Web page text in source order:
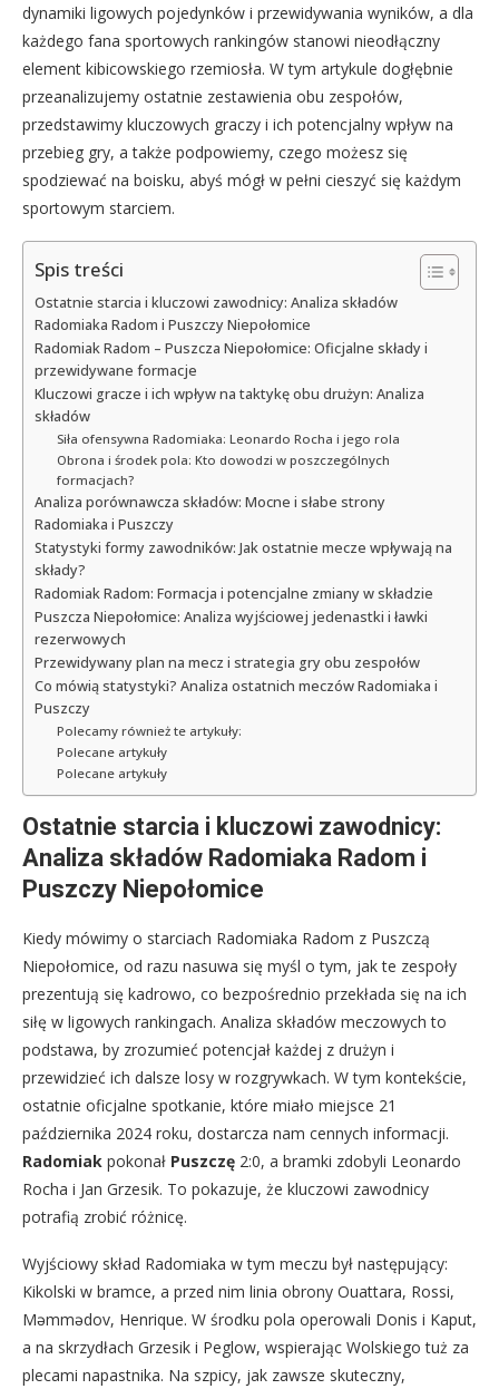
dynamiki ligowych pojedynków i przewidywania wyników, a dla
każdego fana sportowych rankingów stanowi nieodłączny
element kibicowskiego rzemiosła. W tym artykule dogłębnie
przeanalizujemy ostatnie zestawienia obu zespołów,
przedstawimy kluczowych graczy i ich potencjalny wpływ na
przebieg gry, a także podpowiemy, czego możesz się
spodziewać na boisku, abyś mógł w pełni cieszyć się każdym
sportowym starciem.
Spis treści
Ostatnie starcia i kluczowi zawodnicy: Analiza składów
Radomiaka Radom i Puszczy Niepołomice
Radomiak Radom – Puszcza Niepołomice: Oficjalne składy i
przewidywane formacje
Kluczowi gracze i ich wpływ na taktykę obu drużyn: Analiza
składów
Siła ofensywna Radomiaka: Leonardo Rocha i jego rola
Obrona i środek pola: Kto dowodzi w poszczególnych
formacjach?
Analiza porównawcza składów: Mocne i słabe strony
Radomiaka i Puszczy
Statystyki formy zawodników: Jak ostatnie mecze wpływają na
składy?
Radomiak Radom: Formacja i potencjalne zmiany w składzie
Puszcza Niepołomice: Analiza wyjściowej jedenastki i ławki
rezerwowych
Przewidywany plan na mecz i strategia gry obu zespołów
Co mówią statystyki? Analiza ostatnich meczów Radomiaka i
Puszczy
Polecamy również te artykuły:
Polecane artykuły
Polecane artykuły
Ostatnie starcia i kluczowi zawodnicy:
Analiza składów Radomiaka Radom i
Puszczy Niepołomice
Kiedy mówimy o starciach Radomiaka Radom z Puszczą
Niepołomice, od razu nasuwa się myśl o tym, jak te zespoły
prezentują się kadrowo, co bezpośrednio przekłada się na ich
siłę w ligowych rankingach. Analiza składów meczowych to
podstawa, by zrozumieć potencjał każdej z drużyn i
przewidzieć ich dalsze losy w rozgrywkach. W tym kontekście,
ostatnie oficjalne spotkanie, które miało miejsce 21
października 2024 roku, dostarcza nam cennych informacji.
Radomiak pokonał Puszczę 2:0, a bramki zdobyli Leonardo
Rocha i Jan Grzesik. To pokazuje, że kluczowi zawodnicy
potrafią zrobić różnicę.
Wyjściowy skład Radomiaka w tym meczu był następujący:
Kikolski w bramce, a przed nim linia obrony Ouattara, Rossi,
Məmmədov, Henrique. W środku pola operowali Donis i Kaput,
a na skrzydłach Grzesik i Peglow, wspierając Wolskiego tuż za
plecami napastnika. Na szpicy, jak zawsze skuteczny,